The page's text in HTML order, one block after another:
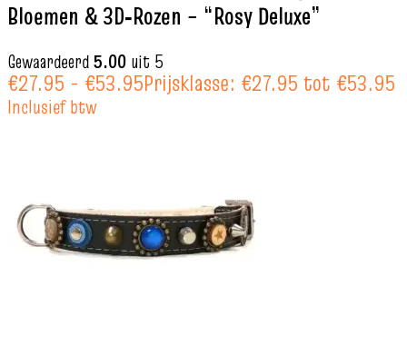
Bloemen & 3D‑Rozen – “Rosy Deluxe”
Gewaardeerd5.00 uit 5
€27.95 - €53.95Prijsklasse: €27.95 tot €53.95
Inclusief btw